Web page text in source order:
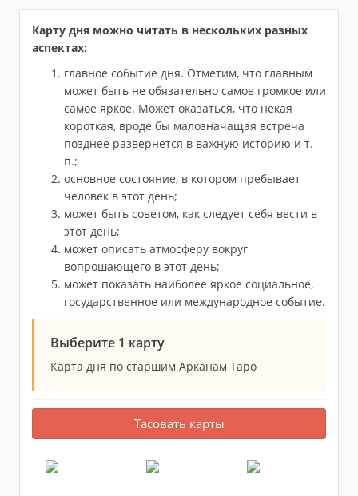
Карту дня можно читать в нескольких разных
аспектах:
главное событие дня. Отметим, что главным
может быть не обязательно самое громкое или
самое яркое. Может оказаться, что некая
короткая, вроде бы малозначащая встреча
позднее развернется в важную историю и т.
п.;
основное состояние, в котором пребывает
человек в этот день;
может быть советом, как следует себя вести в
этот день;
может описать атмосферу вокруг
вопрошающего в этот день;
может показать наиболее яркое социальное,
государственное или международное событие.
Выберите 1 карту
Карта дня по старшим Арканам Таро
Тасовать карты